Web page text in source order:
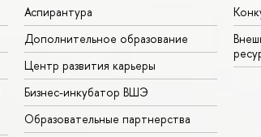
Аспирантура
Дополнительное образование
Центр развития карьеры
Бизнес-инкубатор ВШЭ
Образовательные партнерства